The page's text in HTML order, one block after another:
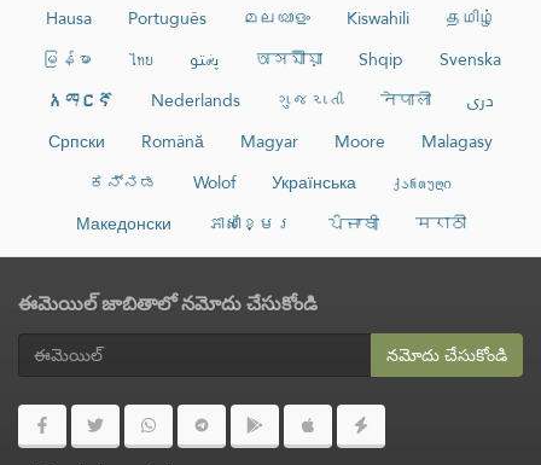
Hausa
Português മലയാളം Kiswahili
தமிழ்
မြန်မာ
ไทย پښتو অসমীয়া Shqip
Svenska
አማርኛ
Nederlands ગુજરાતી नेपाली
دری
Српски
Română Magyar Moore
Malagasy
ಕನ್ನಡ
Wolof Українська
ქართული
Македонски
ភាសាខ្មែរ ਪੰਜਾਬੀ मराठी
ఈమెయిల్ జాబితాలో నమోదు చేసుకోండి
నమోదు చేసుకోండి